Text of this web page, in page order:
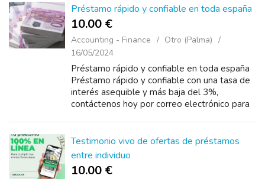
Préstamo rápido y confiable en toda españa
10.00 €
Accounting - Finance
Otro (Palma)
16/05/2024
Préstamo rápido y confiable en toda españa
Préstamo rápido y confiable con una tasa de
interés asequible y más baja del 3%,
contáctenos hoy por correo electrónico para
Testimonio vivo de ofertas de préstamos
entre individuo
10.00 €